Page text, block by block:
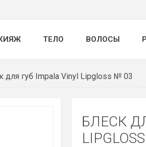
ТЕЛО ВОЛОСЫ
для губ Impala Vinyl Lipgloss № 03
БЛЕСК